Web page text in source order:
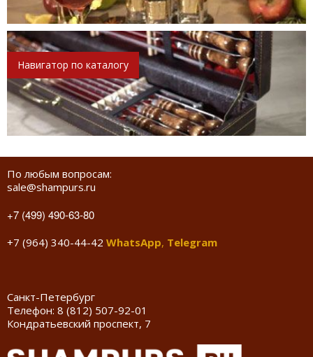
Навигатор по каталогу
По любым вопросам:
sale@shampurs.ru
+7 (499) 490-63-80
+7 (964) 340-44-42 WhatsApp, Telegram
Санкт-Петербург
Телефон: 8 (812) 507-92-01
Кондратьевский проспект, 7